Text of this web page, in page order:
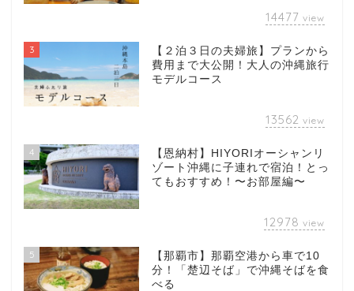
14477 view
3
【２泊３日の夫婦旅】プランから
費用まで大公開！大人の沖縄旅行
モデルコース
13562 view
4
【恩納村】HIYORIオーシャンリ
ゾート沖縄に子連れで宿泊！とっ
てもおすすめ！〜お部屋編〜
12978 view
5
【那覇市】那覇空港から車で10
分！「楚辺そば」で沖縄そばを食
べる